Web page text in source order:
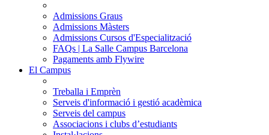
Admissions Graus
Admissions Màsters
Admissions Cursos d'Especialització
FAQs | La Salle Campus Barcelona
Pagaments amb Flywire
El Campus
Treballa i Emprèn
Serveis d'informació i gestió acadèmica
Serveis del campus
Associacions i clubs d’estudiants